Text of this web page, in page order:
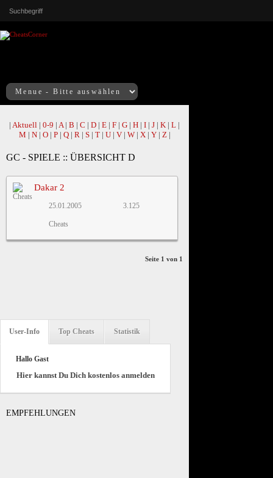
| Aktuell | 0-9 | A| B | C | D | E | F | G | H | I | J | K | L |
M | N | O | P | Q | R | S | T | U | V | W | X | Y | Z |
GC - SPIELE :: ÜBERSICHT D
Dakar 2
25.01.2005 3.125
Cheats
Seite 1 von 1
User-Info Top Cheats Statistik
Hallo Gast
Hier kannst Du Dich kostenlos anmelden
EMPFEHLUNGEN